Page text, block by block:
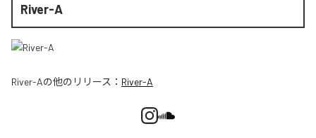
River-A
River-Aの他のリリース： River-A